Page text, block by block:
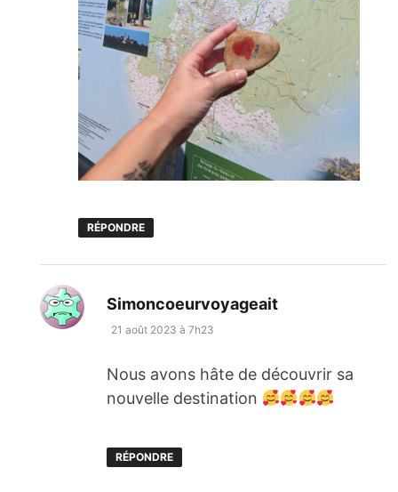
RÉPONDRE
Simoncoeurvoyageaitdit :
21 août 2023 à 7h23
Nous avons hâte de découvrir sa
nouvelle destination
RÉPONDRE